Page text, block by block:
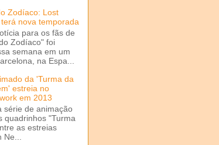
Zodíaco: Lost
nova temporada
para os fãs de
Zodíaco" foi
semana em um
na Espa...
da 'Turma da
estreia no
em 2013
série de animação
quadrinhos "Turma
as estreias